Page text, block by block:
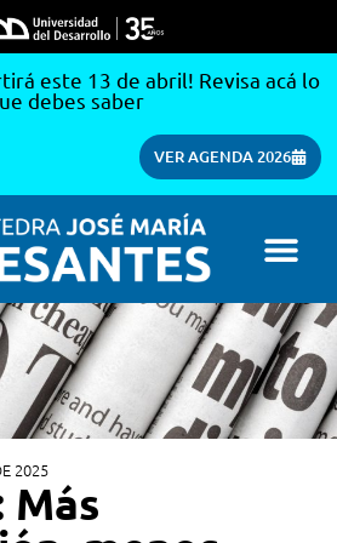
este 13 de abril! Revisa acá lo
debes saber
VER AGENDA 2026
2025
Más